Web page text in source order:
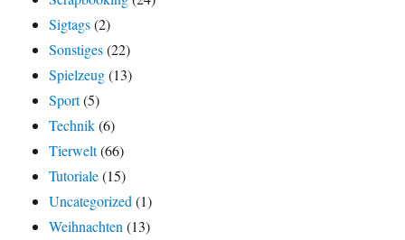
Sigtags(2)
Sonstiges(22)
Spielzeug(13)
Sport(5)
Technik(6)
Tierwelt(66)
Tutoriale(15)
Uncategorized (1)
Weihnachten (13)